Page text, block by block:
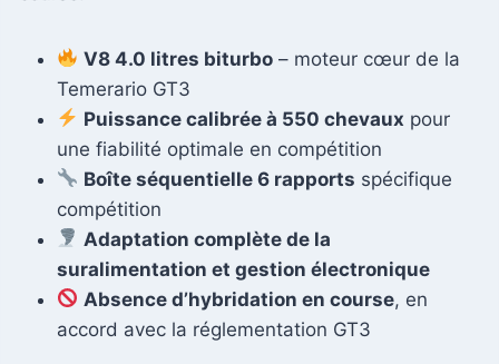
V8 4.0 litres biturbo – moteur cœur de la
Temerario GT3
Puissance calibrée à 550 chevaux pour
une fiabilité optimale en compétition
Boîte séquentielle 6 rapports spécifique
compétition
Adaptation complète de la
suralimentation et gestion électronique
Absence d’hybridation en course, en
accord avec la réglementation GT3